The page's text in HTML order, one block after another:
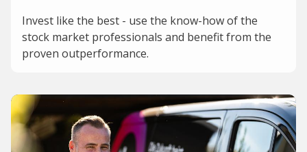
Invest like the best - use the know-how of the
stock market professionals and benefit from the
proven outperformance.